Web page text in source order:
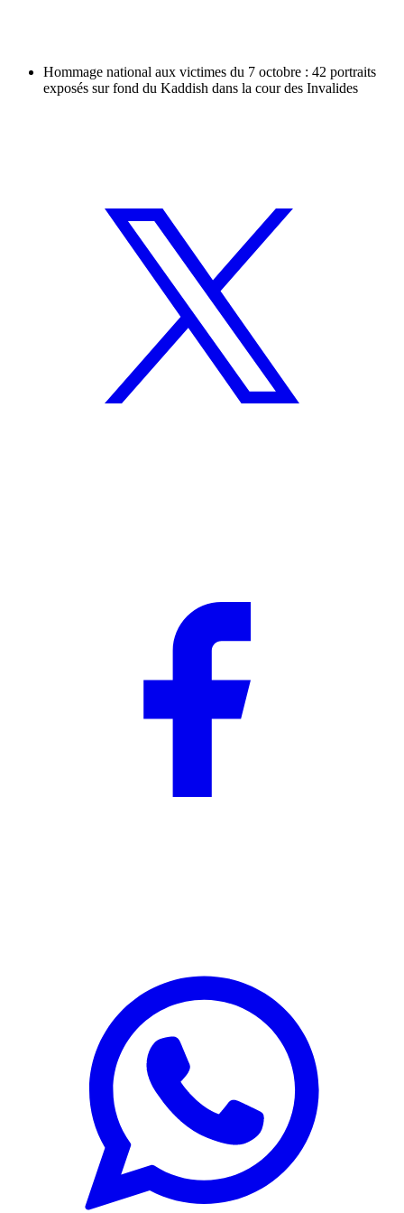
Hommage national aux victimes du 7 octobre : 42 portraits
exposés sur fond du Kaddish dans la cour des Invalides